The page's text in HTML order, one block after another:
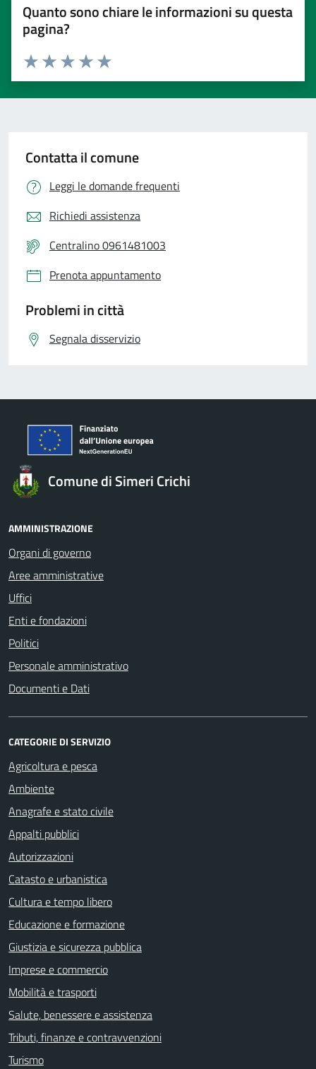
Quanto sono chiare le informazioni su questa
pagina?
Valuta 5 stelle su 5
Valuta 4 stelle su 5
Valuta 3 stelle su 5
Valuta 2 stelle su 5
Valuta 1 stelle su 5
Contatta il comune
Leggi le domande frequenti
Richiedi assistenza
Centralino 0961481003
Prenota appuntamento
Problemi in città
Segnala disservizio
Comune di Simeri Crichi
AMMINISTRAZIONE
Organi di governo
Aree amministrative
Uffici
Enti e fondazioni
Politici
Personale amministrativo
Documenti e Dati
CATEGORIE DI SERVIZIO
Agricoltura e pesca
Ambiente
Anagrafe e stato civile
Appalti pubblici
Autorizzazioni
Catasto e urbanistica
Cultura e tempo libero
Educazione e formazione
Giustizia e sicurezza pubblica
Imprese e commercio
Mobilità e trasporti
Salute, benessere e assistenza
Tributi, finanze e contravvenzioni
Turismo